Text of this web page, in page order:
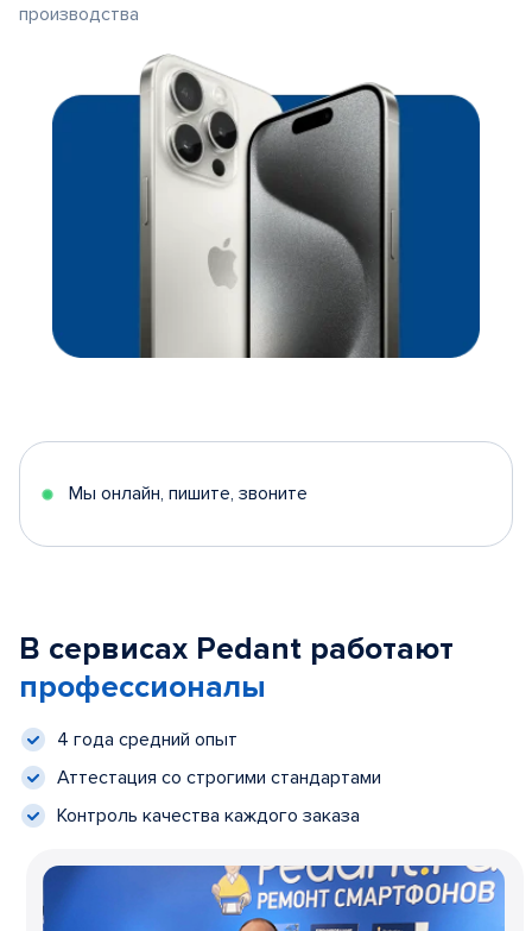
производства
Мы онлайн, пишите, звоните
В сервисах Pedant работают
профессионалы
4 года средний опыт
Аттестация со строгими стандартами
Контроль качества каждого заказа